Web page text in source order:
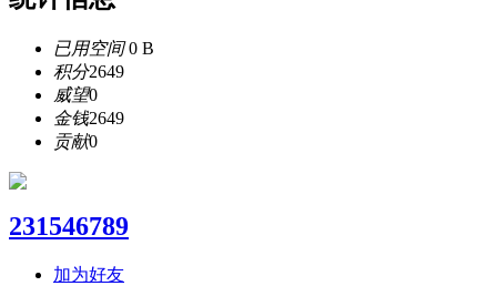
已用空间0 B
积分2649
威望0
金钱2649
贡献0
231546789
加为好友